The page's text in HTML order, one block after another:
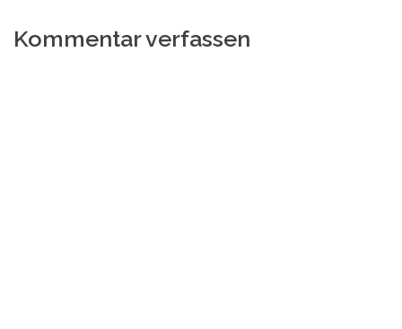
Kommentar verfassen